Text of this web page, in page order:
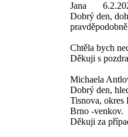
Jana
Dobrý den,
Chtěla bych
Děkuji s
Michaela
Dobrý den,
Tisnova, okres
Brno -venkov.
Děkuji za